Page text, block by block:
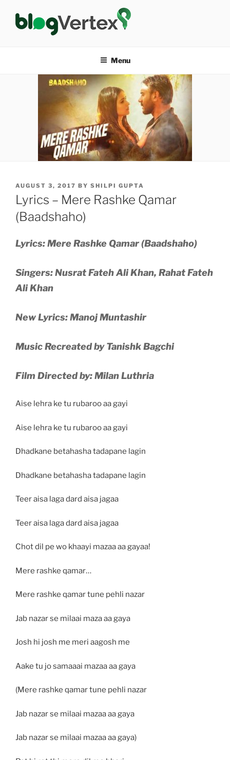
content
Menu
POSTED
ON
AUGUST 3, 2017 BY SHILPI GUPTA
Lyrics – Mere Rashke Qamar
(Baadshaho)
Lyrics: Mere Rashke Qamar (Baadshaho)
Singers: Nusrat Fateh Ali Khan, Rahat Fateh
Ali Khan
New Lyrics: Manoj Muntashir
Music Recreated by Tanishk Bagchi
Film Directed by: Milan Luthria
Aise lehra ke tu rubaroo aa gayi
Aise lehra ke tu rubaroo aa gayi
Dhadkane betahasha tadapane lagin
Dhadkane betahasha tadapane lagin
Teer aisa laga dard aisa jagaa
Teer aisa laga dard aisa jagaa
Chot dil pe wo khaayi mazaa aa gayaa!
Mere rashke qamar…
Mere rashke qamar tune pehli nazar
Jab nazar se milaai maza aa gaya
Josh hi josh me meri aagosh me
Aake tu jo samaaai mazaa aa gaya
(Mere rashke qamar tune pehli nazar
Jab nazar se milaai mazaa aa gaya
Jab nazar se milaai mazaa aa gaya)